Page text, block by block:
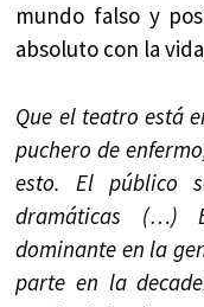
mundo falso y
absoluto con la
Que el teatro está
puchero de
esto. El público
dramáticas (…)
dominante en la
parte en la